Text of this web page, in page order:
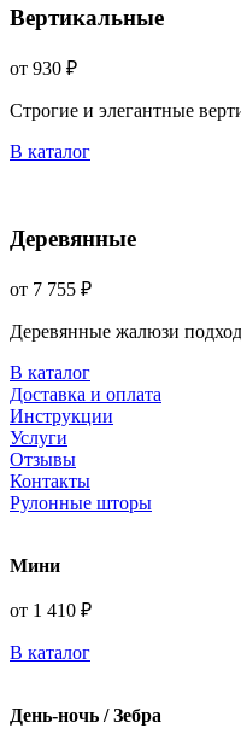
Вертикальные
от 930 ₽
Строгие и элегантные
В каталог
Деревянные
от 7 755 ₽
Деревянные жалюзи
В каталог
Доставка и оплата
Инструкции
Услуги
Отзывы
Контакты
Рулонные шторы
Мини
от 1 410 ₽
В каталог
День-ночь / Зебра